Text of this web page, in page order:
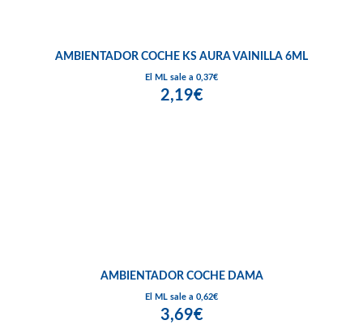
AMBIENTADOR COCHE KS AURA VAINILLA 6ML
El ML sale a 0,37€
2,19€
AMBIENTADOR COCHE DAMA
El ML sale a 0,62€
3,69€